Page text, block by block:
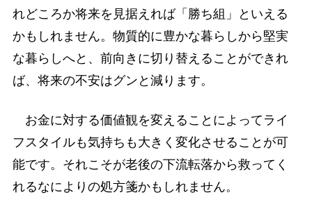
れどころか将来を見据えれば「勝ち組」といえる
かもしれません。物質的に豊かな暮らしから堅実
な暮らしへと、前向きに切り替えることができれ
ば、将来の不安はグンと減ります。
お金に対する価値観を変えることによってライ
フスタイルも気持ちも大きく変化させることが可
能です。それこそが老後の下流転落から救ってく
れるなによりの処方箋かもしれません。